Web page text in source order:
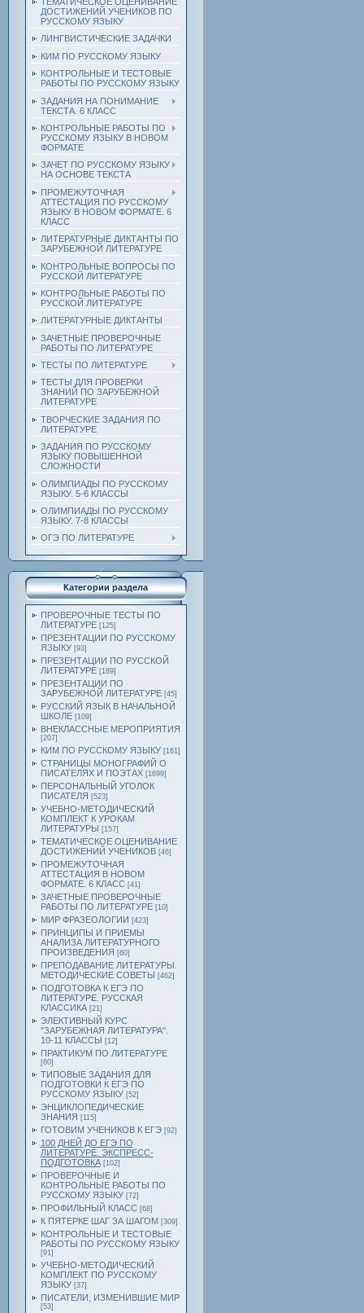
ДОСТИЖЕНИЙ УЧЕНИКОВ ПО
РУССКОМУ ЯЗЫКУ
ЛИНГВИСТИЧЕСКИЕ ЗАДАЧКИ
КИМ ПО РУССКОМУ ЯЗЫКУ
КОНТРОЛЬНЫЕ И ТЕСТОВЫЕ
РАБОТЫ ПО РУССКОМУ ЯЗЫКУ
ЗАДАНИЯ НА ПОНИМАНИЕ
ТЕКСТА. 6 КЛАСС
КОНТРОЛЬНЫЕ РАБОТЫ ПО
РУССКОМУ ЯЗЫКУ В НОВОМ
ФОРМАТЕ
ЗАЧЕТ ПО РУССКОМУ ЯЗЫКУ
НА ОСНОВЕ ТЕКСТА
ПРОМЕЖУТОЧНАЯ
АТТЕСТАЦИЯ ПО РУССКОМУ
ЯЗЫКУ В НОВОМ ФОРМАТЕ. 6
КЛАСС
ЛИТЕРАТУРНЫЕ ДИКТАНТЫ ПО
ЗАРУБЕЖНОЙ ЛИТЕРАТУРЕ
КОНТРОЛЬНЫЕ ВОПРОСЫ ПО
РУССКОЙ ЛИТЕРАТУРЕ
КОНТРОЛЬНЫЕ РАБОТЫ ПО
РУССКОЙ ЛИТЕРАТУРЕ
ЛИТЕРАТУРНЫЕ ДИКТАНТЫ
ЗАЧЕТНЫЕ ПРОВЕРОЧНЫЕ
РАБОТЫ ПО ЛИТЕРАТУРЕ
ТЕСТЫ ПО ЛИТЕРАТУРЕ
ТЕСТЫ ДЛЯ ПРОВЕРКИ
ЗНАНИЙ ПО ЗАРУБЕЖНОЙ
ЛИТЕРАТУРЕ
ТВОРЧЕСКИЕ ЗАДАНИЯ ПО
ЛИТЕРАТУРЕ
ЗАДАНИЯ ПО РУССКОМУ
ЯЗЫКУ ПОВЫШЕННОЙ
СЛОЖНОСТИ
ОЛИМПИАДЫ ПО РУССКОМУ
ЯЗЫКУ. 5-6 КЛАССЫ
ОЛИМПИАДЫ ПО РУССКОМУ
ЯЗЫКУ. 7-8 КЛАССЫ
ОГЭ ПО ЛИТЕРАТУРЕ
Категории раздела
ПРОВЕРОЧНЫЕ ТЕСТЫ ПО
ЛИТЕРАТУРЕ [125]
ПРЕЗЕНТАЦИИ ПО РУССКОМУ
ЯЗЫКУ [93]
ПРЕЗЕНТАЦИИ ПО РУССКОЙ
ЛИТЕРАТУРЕ [189]
ПРЕЗЕНТАЦИИ ПО
ЗАРУБЕЖНОЙ ЛИТЕРАТУРЕ [45]
РУССКИЙ ЯЗЫК В НАЧАЛЬНОЙ
ШКОЛЕ [109]
ВНЕКЛАССНЫЕ МЕРОПРИЯТИЯ
[207]
КИМ ПО РУССКОМУ ЯЗЫКУ [161]
СТРАНИЦЫ МОНОГРАФИЙ О
ПИСАТЕЛЯХ И ПОЭТАХ [1699]
ПЕРСОНАЛЬНЫЙ УГОЛОК
ПИСАТЕЛЯ [523]
УЧЕБНО-МЕТОДИЧЕСКИЙ
КОМПЛЕКТ К УРОКАМ
ЛИТЕРАТУРЫ [157]
ТЕМАТИЧЕСКОЕ ОЦЕНИВАНИЕ
ДОСТИЖЕНИЙ УЧЕНИКОВ [46]
ПРОМЕЖУТОЧНАЯ
АТТЕСТАЦИЯ В НОВОМ
ФОРМАТЕ. 6 КЛАСС [41]
ЗАЧЕТНЫЕ ПРОВЕРОЧНЫЕ
РАБОТЫ ПО ЛИТЕРАТУРЕ [10]
МИР ФРАЗЕОЛОГИИ [423]
ПРИНЦИПЫ И ПРИЕМЫ
АНАЛИЗА ЛИТЕРАТУРНОГО
ПРОИЗВЕДЕНИЯ [60]
ПРЕПОДАВАНИЕ ЛИТЕРАТУРЫ.
МЕТОДИЧЕСКИЕ СОВЕТЫ [462]
ПОДГОТОВКА К ЕГЭ ПО
ЛИТЕРАТУРЕ. РУССКАЯ
КЛАССИКА [21]
ЭЛЕКТИВНЫЙ КУРС
"ЗАРУБЕЖНАЯ ЛИТЕРАТУРА".
10-11 КЛАССЫ [12]
ПРАКТИКУМ ПО ЛИТЕРАТУРЕ
[60]
ТИПОВЫЕ ЗАДАНИЯ ДЛЯ
ПОДГОТОВКИ К ЕГЭ ПО
РУССКОМУ ЯЗЫКУ [52]
ЭНЦИКЛОПЕДИЧЕСКИЕ
ЗНАНИЯ [115]
ГОТОВИМ УЧЕНИКОВ К ЕГЭ [92]
100 ДНЕЙ ДО ЕГЭ ПО
ЛИТЕРАТУРЕ. ЭКСПРЕСС-
ПОДГОТОВКА [102]
ПРОВЕРОЧНЫЕ И
КОНТРОЛЬНЫЕ РАБОТЫ ПО
РУССКОМУ ЯЗЫКУ [72]
ПРОФИЛЬНЫЙ КЛАСС [68]
К ПЯТЕРКЕ ШАГ ЗА ШАГОМ [309]
КОНТРОЛЬНЫЕ И ТЕСТОВЫЕ
РАБОТЫ ПО РУССКОМУ ЯЗЫКУ
[91]
УЧЕБНО-МЕТОДИЧЕСКИЙ
КОМПЛЕКТ ПО РУССКОМУ
ЯЗЫКУ [37]
ПИСАТЕЛИ, ИЗМЕНИВШИЕ МИР
[53]